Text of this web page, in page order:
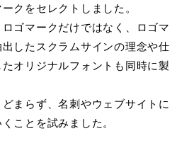
クをセレクトしました。
ゴマークだけではなく、ロゴマ
したスクラムサインの理念や仕
オリジナルフォントも同時に製
まらず、名刺やウェブサイトに
ことを試みました。